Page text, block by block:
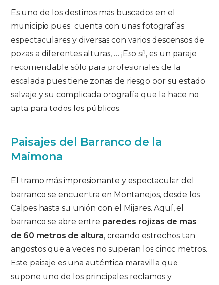
Es uno de los destinos más buscados en el
municipio pues cuenta con unas fotografías
espectaculares y diversas con varios descensos de
pozas a diferentes alturas, … ¡Eso sí!, es un paraje
recomendable sólo para profesionales de la
escalada pues tiene zonas de riesgo por su estado
salvaje y su complicada orografía que la hace no
apta para todos los públicos.
Paisajes del Barranco de la
Maimona
El tramo más impresionante y espectacular del
barranco se encuentra en Montanejos, desde los
Calpes hasta su unión con el Mijares. Aquí, el
barranco se abre entre paredes rojizas de más
de 60 metros de altura, creando estrechos tan
angostos que a veces no superan los cinco metros.
Este paisaje es una auténtica maravilla que
supone uno de los principales reclamos y